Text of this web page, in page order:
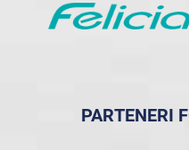
PARTENERI